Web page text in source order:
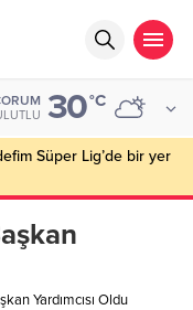
30°C
Süper Lig’de bir yer
Yardımcısı Oldu